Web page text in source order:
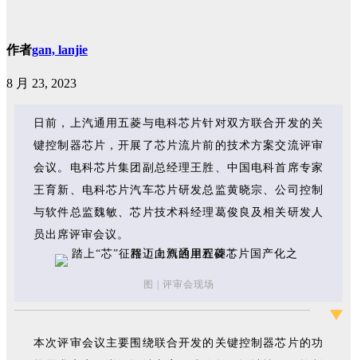
作者gan, lanjie
8 月 23, 2023
日前，上汽通用五菱与电科芯片针对双方联合开发的关
键控制器芯片，开展了芯片流片前的技术方案交流评审
会议。电科芯片集团副总经理王胜、中国电科首席专家
王育新、电科芯片汽车芯片研发总监黄晓宗、公司控制
与软件总监魏敏、芯片技术科经理葛俊良及相关研发人
员出席评审会议。
图 | 评审会现场
本次评审会议主要围绕联合开发的关键控制器芯片的功